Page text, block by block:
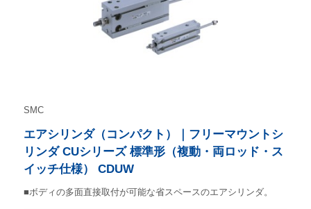
SMC
エアシリンダ（コンパクト）｜フリーマウントシ
リンダ CUシリーズ 標準形（複動・両ロッド・ス
イッチ仕様） CDUW
■ボディの多面直接取付が可能な省スペースのエアシリンダ。